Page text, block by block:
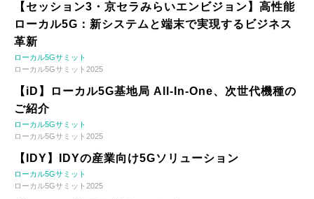
【セッション3・京セラみらいエンビジョン】高性能
ローカル5G：新システムと端末で実現するビジネス
革新
ローカル5Gサミット
ローカル5Gサミット2025
【iD】ローカル5G基地局 All-In-One、次世代機種の
ご紹介
ローカル5Gサミット
ローカル5Gサミット2025
【IDY】IDYの産業向け5Gソリューション
ローカル5Gサミット
ローカル5Gサミット2025